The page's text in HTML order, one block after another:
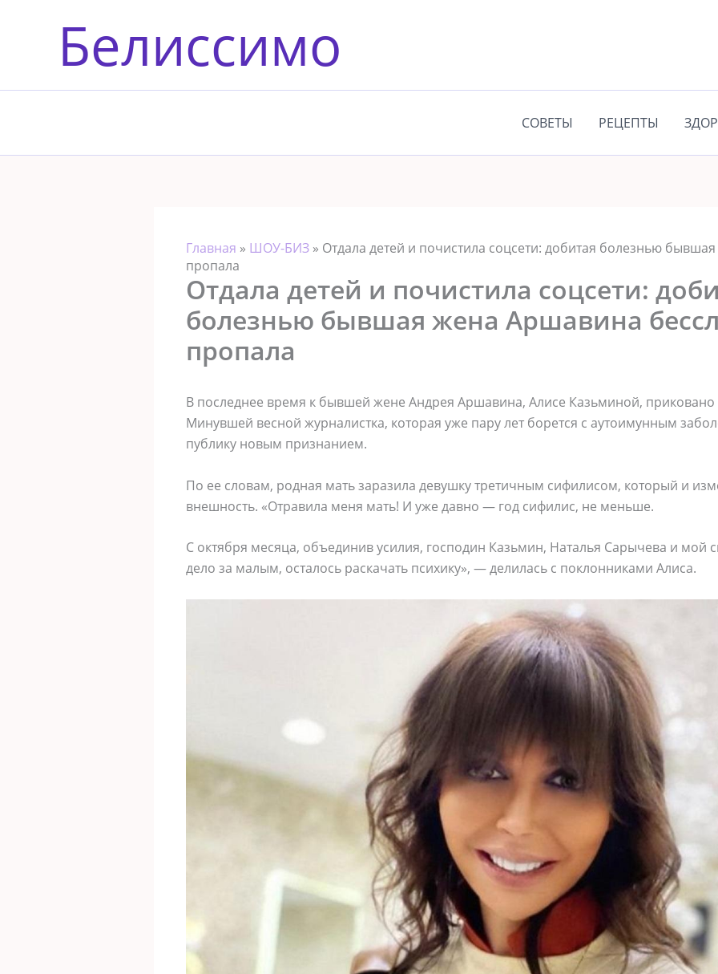
содержимомуБелиссимо
СОВЕТЫ РЕЦЕПТЫ
Главная » ШОУ-БИЗ » Отдала детей и почистила соцсети: добитая болезнью
пропала
Отдала детей и почистила соцсети:
болезнью бывшая жена Аршавина
пропала
В последнее время к бывшей жене Андрея Аршавина, Алисе Казьминой,
Минувшей весной журналистка, которая уже пару лет борется с аутоимунным
публику новым признанием.
По ее словам, родная мать заразила девушку третичным сифилисом, который и
внешность. «Отравила меня мать! И уже давно — год сифилис, не меньше.
С октября месяца, объединив усилия, господин Казьмин, Наталья Сарычева и мой
дело за малым, осталось раскачать психику», — делилась с поклонниками Алиса.